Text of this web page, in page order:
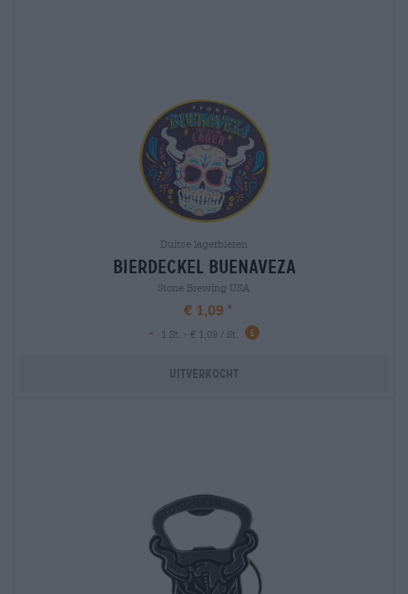
Duitse lagerbieren
bierdeckel buenaveza
Stone Brewing USA
€ 1,09
-
1 St. - € 1,09 / St.
Uitverkocht